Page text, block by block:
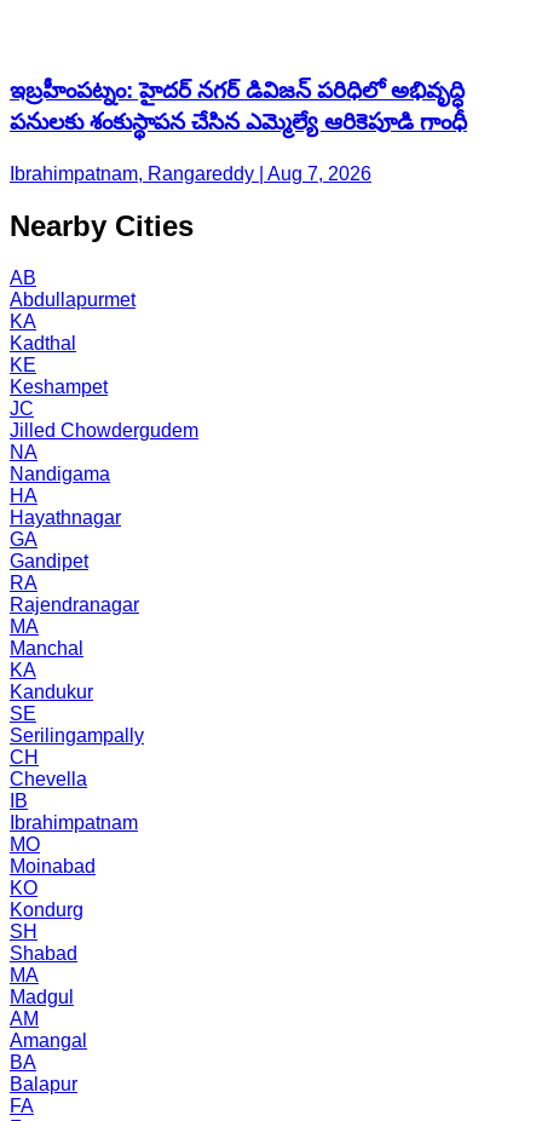
ఇబ్రహీంపట్నం: హైదర్ నగర్ డివిజన్ పరిధిలో అభివృద్ధి
పనులకు శంకుస్థాపన చేసిన ఎమ్మెల్యే ఆరికెపూడి గాంధీ
Ibrahimpatnam, Rangareddy | Aug 7, 2026
Nearby Cities
AB
Abdullapurmet
KA
Kadthal
KE
Keshampet
JC
Jilled Chowdergudem
NA
Nandigama
HA
Hayathnagar
GA
Gandipet
RA
Rajendranagar
MA
Manchal
KA
Kandukur
SE
Serilingampally
CH
Chevella
IB
Ibrahimpatnam
MO
Moinabad
KO
Kondurg
SH
Shabad
MA
Madgul
AM
Amangal
BA
Balapur
FA